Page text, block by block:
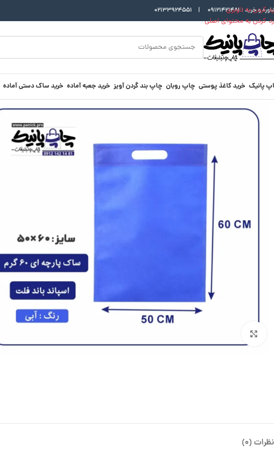
رد کردن به ناوبری
رد کردن به محتوای اصلی
و خرید :09121421481
|
02133924551
پانیک خرید کاغذ پوستی چاپ روبان چاپ بند گردن آویز خرید جعبه آماده خرید ساک دستی آماده
نظرات (0)